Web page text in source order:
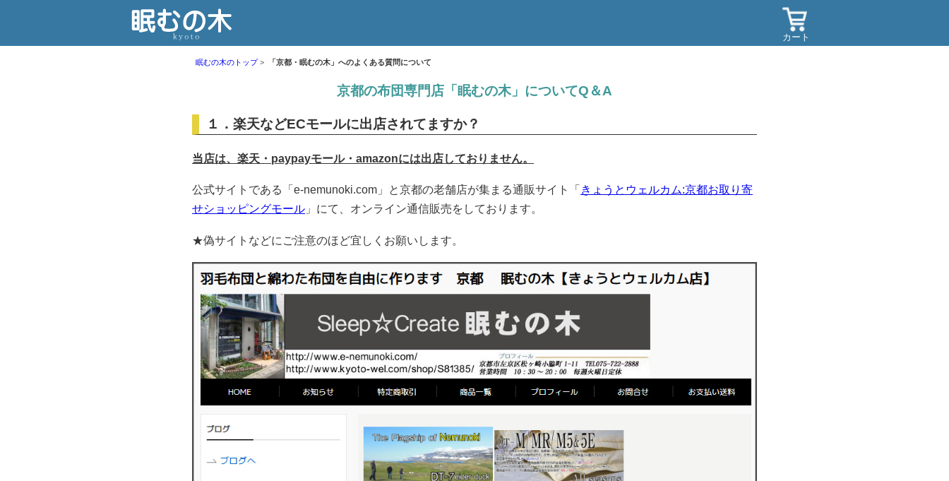
カート
眠むの木のトップ 「京都・眠むの木」へのよくある質問について
京都の布団専門店「眠むの木」についてQ＆A
１．楽天などECモールに出店されてますか？
当店は、楽天・paypayモール・amazonには出店しておりません。
公式サイトである「e-nemunoki.com」と京都の老舗店が集まる通販サイト「 きょうとウェルカム:京都お取り寄
せショッピングモール 」にて、オンライン通信販売をしております。
★偽サイトなどにご注意のほど宜しくお願いします。